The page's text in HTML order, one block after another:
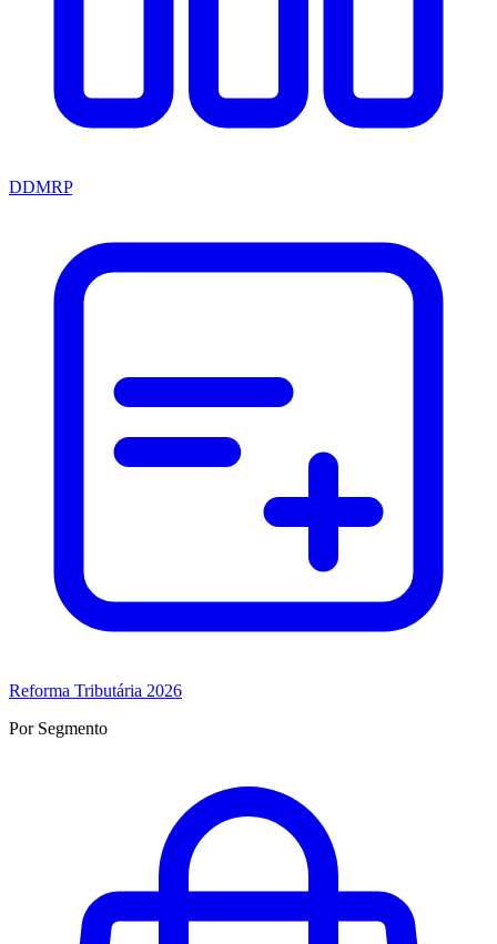
DDMRP
Reforma Tributária 2026
Por Segmento